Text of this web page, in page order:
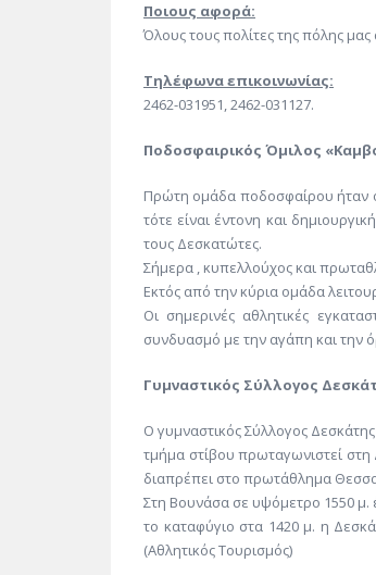
Ποιους αφορά:
Όλους τους πολίτες της πόλης
Τηλέφωνα επικοινωνίας:
2462-031951, 2462-031127.
Ποδοσφαιρικός Όμιλος
Πρώτη ομάδα ποδοσφαίρου ήταν
τότε είναι έντονη και
τους Δεσκατώτες.
Σήμερα , κυπελλούχος και
Εκτός από την κύρια ομάδα
Οι σημερινές αθλητικές
συνδυασμό με την αγάπη και
Γυμναστικός Σύλλογος
Ο γυμναστικός Σύλλογος
τμήμα στίβου πρωταγωνιστεί
διαπρέπει στο πρωτάθλημα
Στη Βουνάσα σε υψόμετρο 1550 μ.
το καταφύγιο στα 1420 μ. η
(Αθλητικός Τουρισμός)